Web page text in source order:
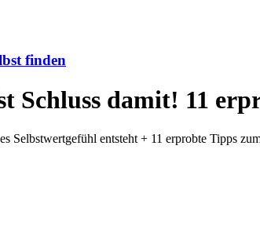
finden
Schluss damit! 11
entsteht + 11 erprobte Tipps